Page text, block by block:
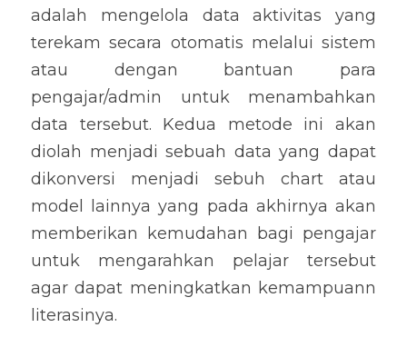
adalah mengelola data aktivitas yang
terekam secara otomatis melalui sistem
atau dengan bantuan para
pengajar/admin untuk menambahkan
data tersebut. Kedua metode ini akan
diolah menjadi sebuah data yang dapat
dikonversi menjadi sebuh chart atau
model lainnya yang pada akhirnya akan
memberikan kemudahan bagi pengajar
untuk mengarahkan pelajar tersebut
agar dapat meningkatkan kemampuann
literasinya.